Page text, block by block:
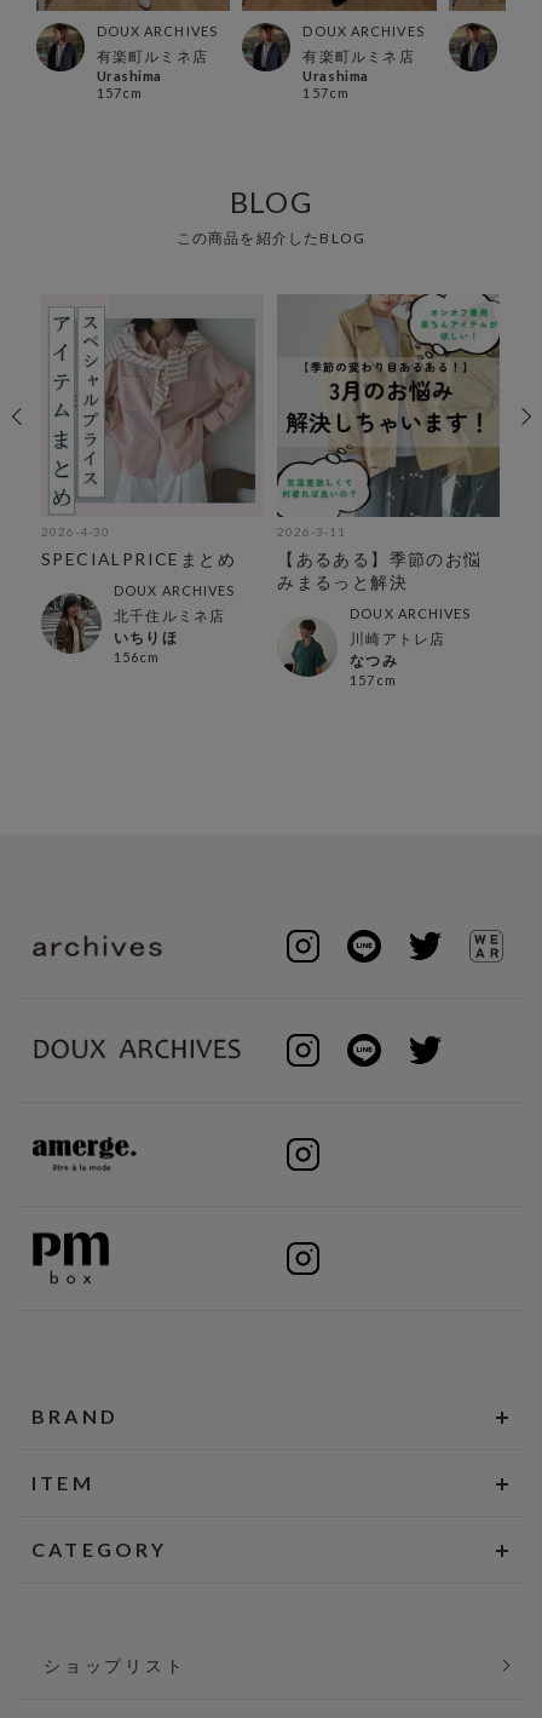
DOUX ARCHIVES
有楽町ルミネ店
Urashima
157cm
DOUX ARCHIVES
有楽町ルミネ店
Urashima
157cm
BLOG
この商品を紹介したBLOG
2026-4-30
SPECIALPRICEまとめ
DOUX ARCHIVES
北千住ルミネ店
いちりほ
156cm
2026-3-11
【あるある】季節のお悩
みまるっと解決
DOUX ARCHIVES
川崎アトレ店
なつみ
157cm
BRAND
ITEM
CATEGORY
ショップリスト